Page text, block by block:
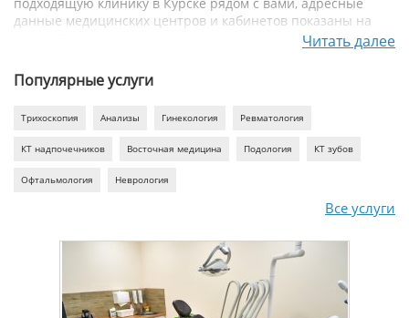
данные медицинских центров и кабинетов показаны на
карте. Выгодные цены на услуги лучших врачей -
стоимость от 135 рублей, отзывы реальных людей. Звоните
по указанным телефонам и записывайтесь онлайн в
понравившиеся медцентры
Читать далее
Популярные услуги
Трихоскопия Анализы Гинекология Ревматология
КТ надпочечников Восточная медицина Подология КТ зубов
Офтальмология Неврология
Все услуги